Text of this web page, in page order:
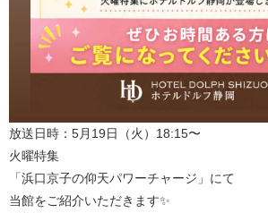
放送日時：5月19日（火）18:15〜
火曜特集
「浜口京子の仰天パワーチャージ」にて
当館をご紹介いただきます✨